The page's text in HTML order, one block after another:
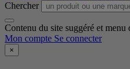
Chercher
Contenu du site suggéré et
Mon compte Se connecter
×